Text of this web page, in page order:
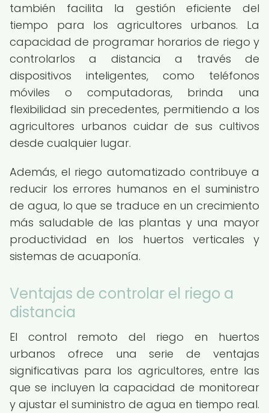
también facilita la gestión eficiente del
tiempo para los agricultores urbanos. La
capacidad de programar horarios de riego y
controlarlos a distancia a través de
dispositivos inteligentes, como teléfonos
móviles o computadoras, brinda una
flexibilidad sin precedentes, permitiendo a los
agricultores urbanos cuidar de sus cultivos
desde cualquier lugar.
Además, el riego automatizado contribuye a
reducir los errores humanos en el suministro
de agua, lo que se traduce en un crecimiento
más saludable de las plantas y una mayor
productividad en los huertos verticales y
sistemas de acuaponía.
Ventajas de controlar el riego a
distancia
El control remoto del riego en huertos
urbanos ofrece una serie de ventajas
significativas para los agricultores, entre las
que se incluyen la capacidad de monitorear
y ajustar el suministro de agua en tiempo real.